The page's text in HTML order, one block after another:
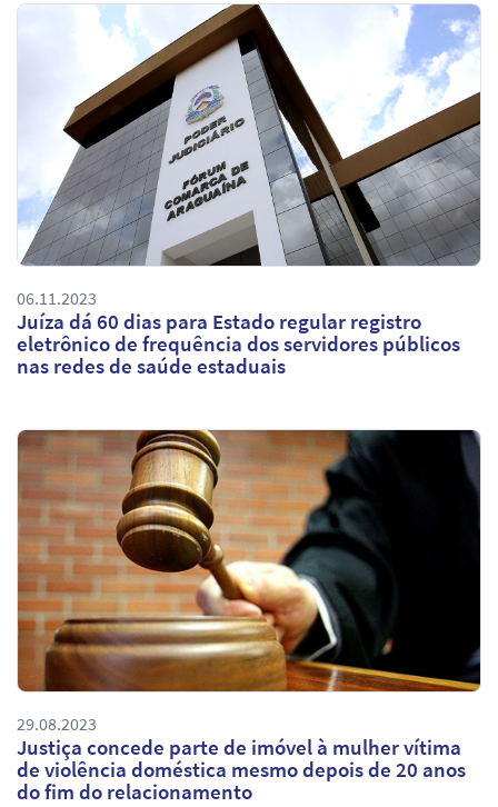
06.11.2023
Juíza dá 60 dias para Estado regular registro
eletrônico de frequência dos servidores públicos
nas redes de saúde estaduais
29.08.2023
Justiça concede parte de imóvel à mulher vítima
de violência doméstica mesmo depois de 20 anos
do fim do relacionamento